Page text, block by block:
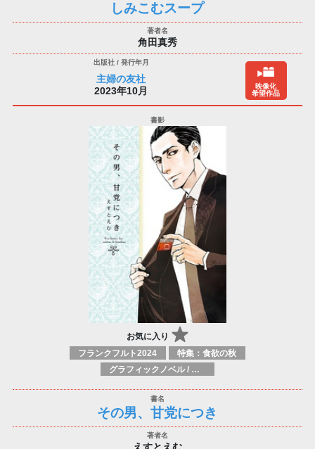
しみこむスープ
角田真秀
主婦の友社
2023年10月
映像化
希望作品
お気に入り
フランクフルト2024
特集：食欲の秋
グラフィックノベル / コミックブック / 漫画：スタイル / 伝統
その男、甘党につき